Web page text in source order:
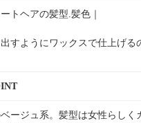
トヘアの髪型.髪色｜
すようにワックスで仕上げる
ージュ系。髪型は女性らしく